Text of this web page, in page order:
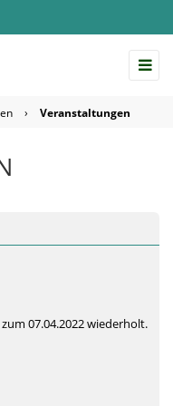
› Veranstaltungen
07.04.2022 wiederholt.